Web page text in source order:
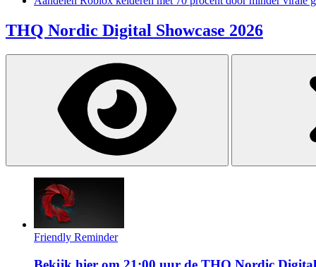
THQ Nordic Digital Showcase 2026
Friendly Reminder